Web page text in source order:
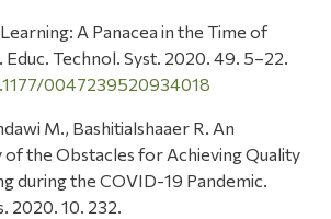
A Panacea in the Time of
Educ. Technol. Syst. 2020. 49. 5–22.
0047239520934018
M., Bashitialshaaer R. An
the Obstacles for Achieving Quality
during the COVID-19 Pandemic.
2020. 10. 232.